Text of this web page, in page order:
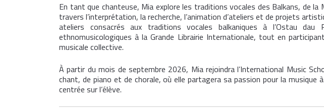
En tant que chanteuse, Mia explore les traditions vocales des Balkans, de la
travers l’interprétation, la recherche, l’animation d’ateliers et de projets
ateliers consacrés aux traditions vocales balkaniques à l’Ostau dau
ethnomusicologiques à la Grande Librairie Internationale, tout en
musicale collective.
À partir du mois de septembre 2026, Mia rejoindra l’International Music
chant, de piano et de chorale, où elle partagera sa passion pour la musique
centrée sur l’élève.